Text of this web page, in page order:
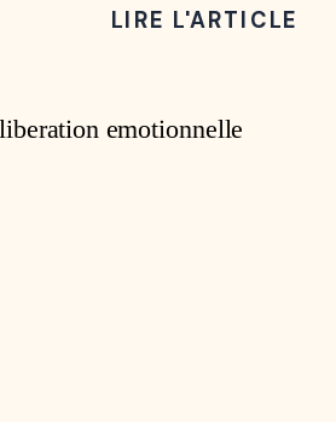
LIRE L'ARTICLE